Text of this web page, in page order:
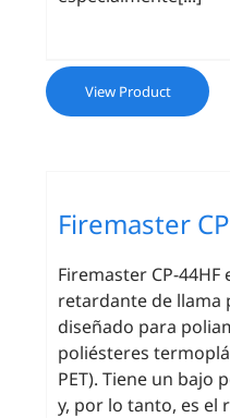
View Product
Firemaster
Firemaster CP-44HF
retardante de llama
diseñado para
poliésteres
PET). Tiene un bajo
y, por lo tanto, es el